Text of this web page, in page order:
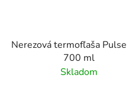
Nerezová termofľaša Pulse
700 ml
Skladom